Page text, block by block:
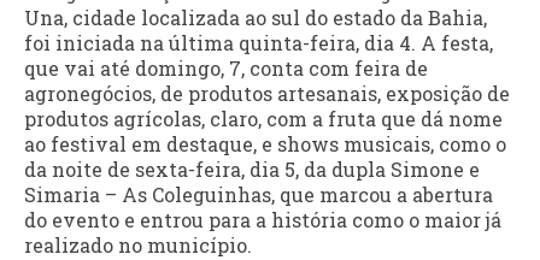
Una, cidade localizada ao sul do estado da Bahia,
foi iniciada na última quinta-feira, dia 4. A festa,
que vai até domingo, 7, conta com feira de
agronegócios, de produtos artesanais, exposição de
produtos agrícolas, claro, com a fruta que dá nome
ao festival em destaque, e shows musicais, como o
da noite de sexta-feira, dia 5, da dupla Simone e
Simaria – As Coleguinhas, que marcou a abertura
do evento e entrou para a história como o maior já
realizado no município.